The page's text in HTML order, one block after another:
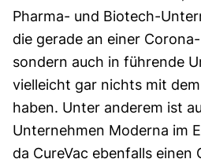
Pharma- und Biotech-
die gerade an einer
sondern auch in führende
vielleicht gar nichts mit
haben. Unter anderem ist
Unternehmen Moderna im
da CureVac ebenfalls einen